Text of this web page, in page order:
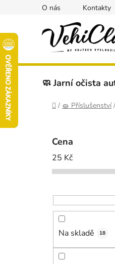
O nás Kontakty
🧼 Jarní očista
Domů
/ 🧽 Příslušenství /
Cena
25 Kč
Na skladě 18